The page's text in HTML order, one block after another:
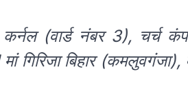
(वार्ड नंबर 3), चर्च
मां गिरिजा बिहार